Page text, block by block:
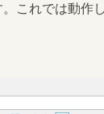
これでは動作